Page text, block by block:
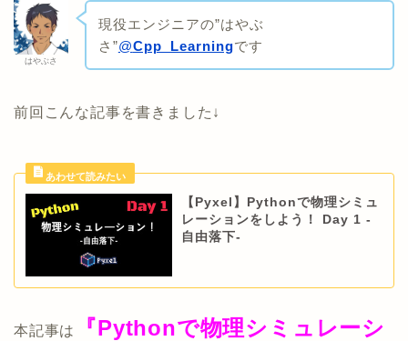
はやぶさ
現役エンジニアの”はやぶ
さ”@Cpp_Learningです
前回こんな記事を書きました↓
【Pyxel】Pythonで物理シミュ
レーションをしよう！ Day 1 -
自由落下-
本記事は
『Pythonで物理シミュレーシ